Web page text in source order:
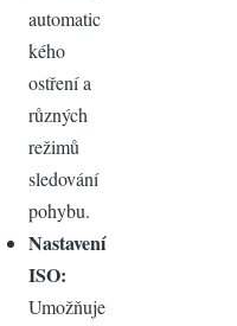
automatic
kého
ostření a
různých
režimů
sledování
pohybu.
Nastavení
ISO:
Umožňuje